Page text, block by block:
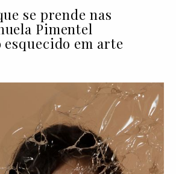
se prende nas
Pimentel
em arte